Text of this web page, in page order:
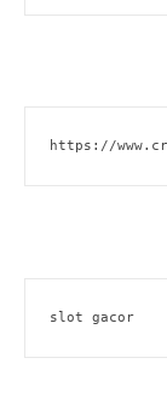
https://
slot gacor